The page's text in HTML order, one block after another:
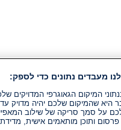
מעבדים נתונים כדי לספק:
המיקום הגאוגרפי
היא שהמיקום שלכם יהיה מדויק
על סמך סריקה של שילוב
ותוכן מותאמים אישית,